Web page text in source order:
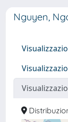
Nguyen,